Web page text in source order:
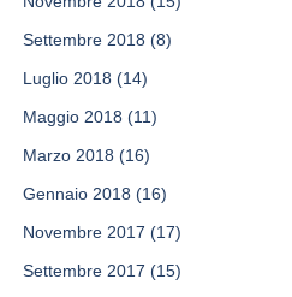
Settembre 2018 (8)
Luglio 2018 (14)
Maggio 2018 (11)
Marzo 2018 (16)
Gennaio 2018 (16)
Novembre 2017 (17)
Settembre 2017 (15)